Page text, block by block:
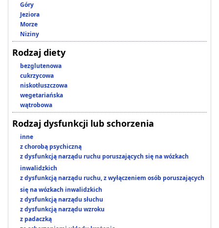
Góry
Jeziora
Morze
Niziny
Rodzaj diety
bezglutenowa
cukrzycowa
niskotłuszczowa
wegetariańska
wątrobowa
Rodzaj dysfunkcji lub schorzenia
inne
z chorobą psychiczną
z dysfunkcją narządu ruchu poruszających się na wózkach
inwalidzkich
z dysfunkcją narządu ruchu, z wyłączeniem osób poruszających
się na wózkach inwalidzkich
z dysfunkcją narządu słuchu
z dysfunkcją narządu wzroku
z padaczką